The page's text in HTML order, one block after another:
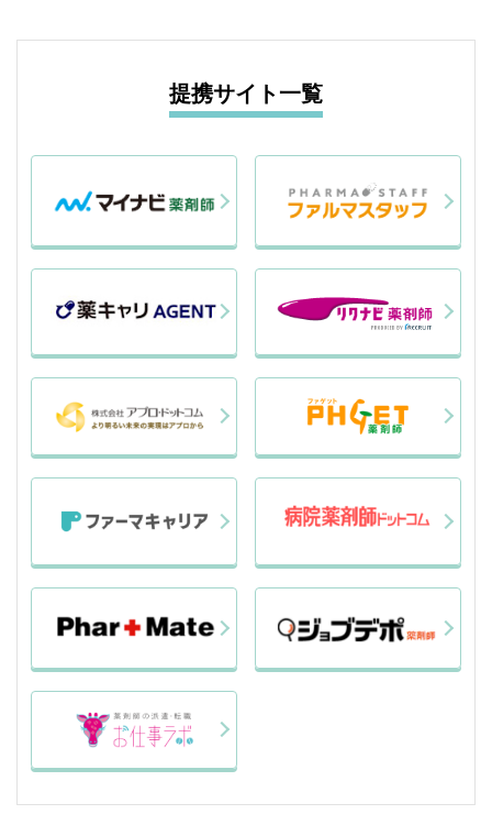
提携サイト一覧